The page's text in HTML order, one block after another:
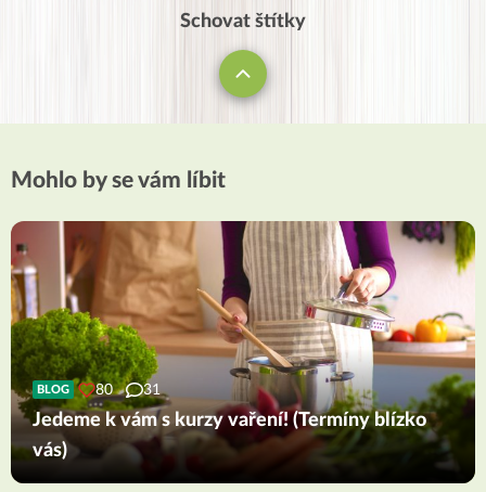
Schovat štítky
Mohlo by se vám líbit
BLOG 80 31
Jedeme k vám s kurzy vaření! (Termíny blízko
vás)